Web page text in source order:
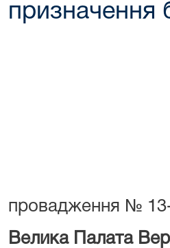
призначення
провадження №
Велика Палата